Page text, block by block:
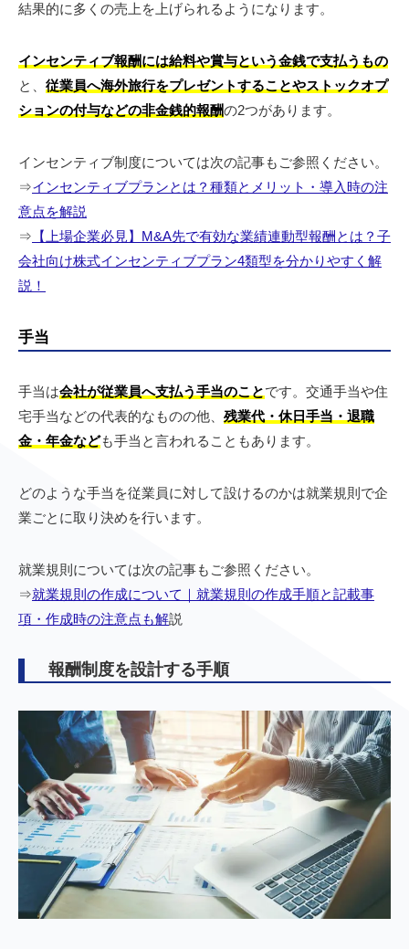
結果的に多くの売上を上げられるようになります。
インセンティブ報酬には給料や賞与という金銭で支払うもの
と、 従業員へ海外旅行をプレゼントすることやストックオプ
ションの付与などの非金銭的報酬の2つがあります。
インセンティブ制度については次の記事もご参照ください。
⇒インセンティブプランとは？種類とメリット・導入時の注
意点を解説
⇒ 【上場企業必見】M&A先で有効な業績連動型報酬とは？子
会社向け株式インセンティブプラン4類型を分かりやすく解
説！
手当
手当は会社が従業員へ支払う手当のことです。交通手当や住
宅手当などの代表的なものの他、 残業代・休日手当・退職
金・年金なども手当と言われることもあります。
どのような手当を従業員に対して設けるのかは就業規則で企
業ごとに取り決めを行います。
就業規則については次の記事もご参照ください。
⇒就業規則の作成について｜就業規則の作成手順と記載事
項・作成時の注意点も解説
報酬制度を設計する手順